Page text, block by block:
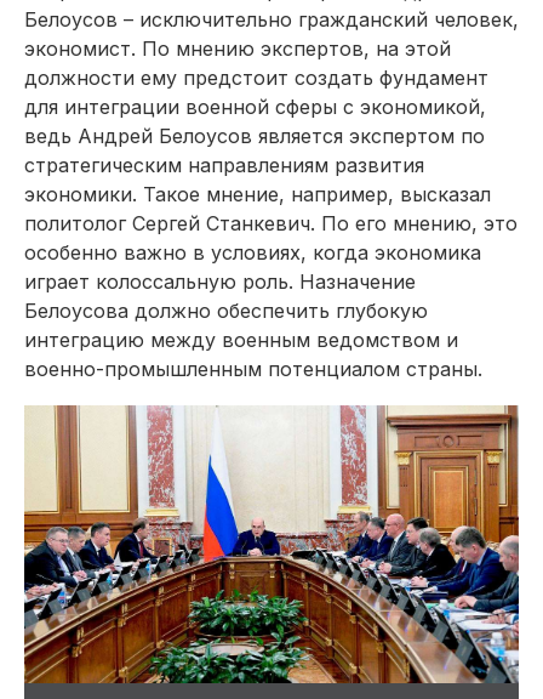
Белоусов – исключительно гражданский человек,
экономист. По мнению экспертов, на этой
должности ему предстоит создать фундамент
для интеграции военной сферы с экономикой,
ведь Андрей Белоусов является экспертом по
стратегическим направлениям развития
экономики. Такое мнение, например, высказал
политолог Сергей Станкевич. По его мнению, это
особенно важно в условиях, когда экономика
играет колоссальную роль. Назначение
Белоусова должно обеспечить глубокую
интеграцию между военным ведомством и
военно-промышленным потенциалом страны.